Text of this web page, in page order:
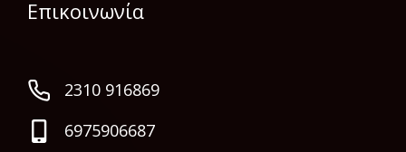
Επικοινωνία
2310 916869
6975906687